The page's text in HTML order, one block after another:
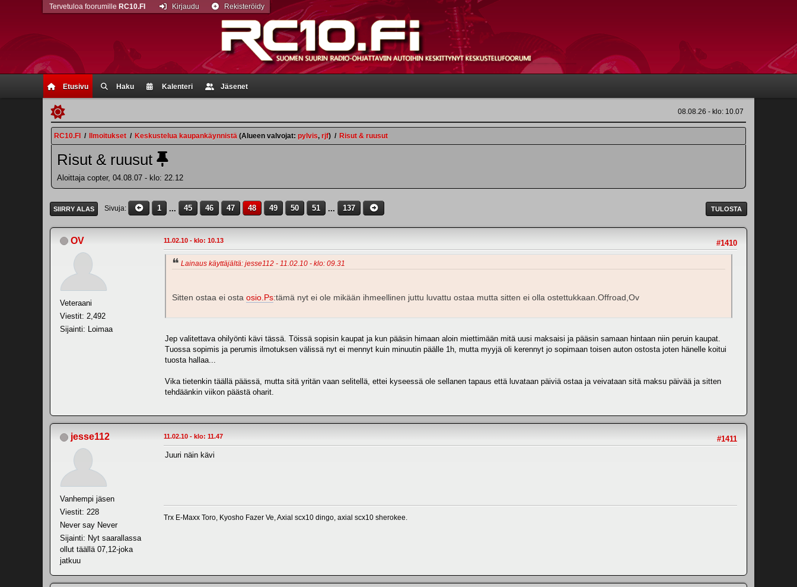
Etusivu Haku Kalenteri Jäsenet
Tervetuloa foorumille RC10.FI Kirjaudu Rekisteröidy
08.08.26 - klo: 10.07
RC10.FI / Ilmoitukset / Keskustelua kaupankäynnistä (Alueen valvojat: pylvis, rjf) / Risut & ruusut
Risut & ruusut
Aloittaja copter, 04.08.07 - klo: 22.12
TULOSTA
SIIRRY ALAS Sivuja 1 ... 45 46 47 48 49 50 51 ... 137
OV
Veteraani
Viestit: 2,492
Sijainti: Loimaa
#1410
11.02.10 - klo: 10.13
Lainaus käyttäjältä: jesse112 - 11.02.10 - klo: 09.31
Sitten ostaa ei osta osio.Ps:tämä nyt ei ole mikään ihmeellinen juttu luvattu ostaa mutta sitten ei olla ostettukkaan.Offroad,Ov
Jep valitettava ohilyönti kävi tässä. Töissä sopisin kaupat ja kun pääsin himaan aloin miettimään mitä uusi maksaisi ja pääsin samaan hintaan niin peruin kaupat.
Tuossa sopimis ja perumis ilmotuksen välissä nyt ei mennyt kuin minuutin päälle 1h, mutta myyjä oli kerennyt jo sopimaan toisen auton ostosta joten hänelle koitui
tuosta hallaa...
Vika tietenkin täällä päässä, mutta sitä yritän vaan selitellä, ettei kyseessä ole sellanen tapaus että luvataan päiviä ostaa ja veivataan sitä maksu päivää ja sitten
tehdäänkin viikon päästä oharit.
jesse112
Vanhempi jäsen
Viestit: 228
Never say Never
Sijainti: Nyt saarallassa
ollut täällä 07,12-joka
jatkuu
#1411
11.02.10 - klo: 11.47
Juuri näin kävi
Trx E-Maxx Toro, Kyosho Fazer Ve, Axial scx10 dingo, axial scx10 sherokee.